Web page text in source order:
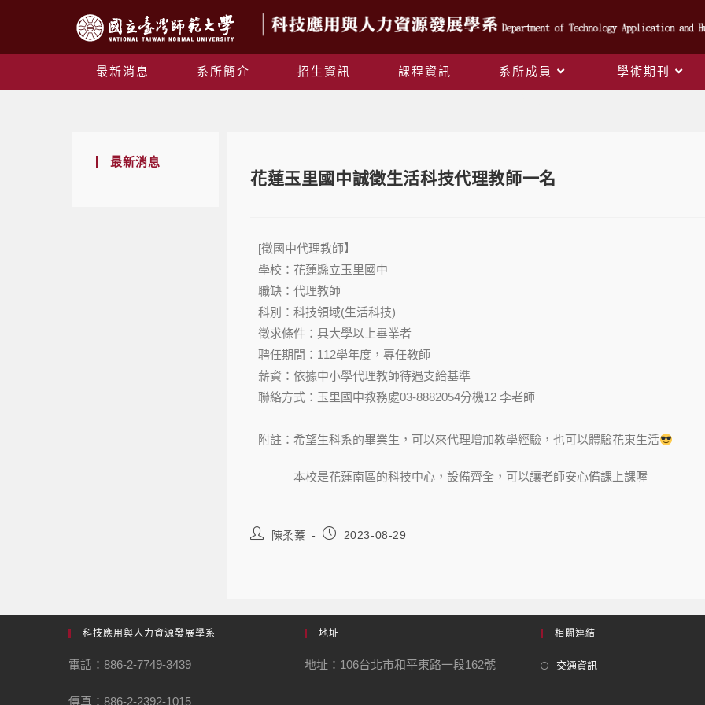
最新消息 系所簡介 招生資訊 課程資訊 系所成員 學術期刊
最新消息
花蓮玉里國中誠徵生活科技代理教師一名
[徵國中代理教師】
學校：花蓮縣立玉里國中
職缺：代理教師
科別：科技領域(生活科技)
徵求條件：具大學以上畢業者
聘任期間：112學年度，專任教師
薪資：依據中小學代理教師待遇支給基準
聯絡方式：玉里國中教務處03-8882054分機12 李老師
附註：希望生科系的畢業生，可以來代理增加教學經驗，也可以體驗花東生活
本校是花蓮南區的科技中心，設備齊全，可以讓老師安心備課上課喔
陳柔蓁 2023-08-29
科技應用與人力資源發展學系
電話：886-2-7749-3439
傳真：886-2-2392-1015
地址
地址：106台北市和平東路一段162號
相關連結
交通資訊